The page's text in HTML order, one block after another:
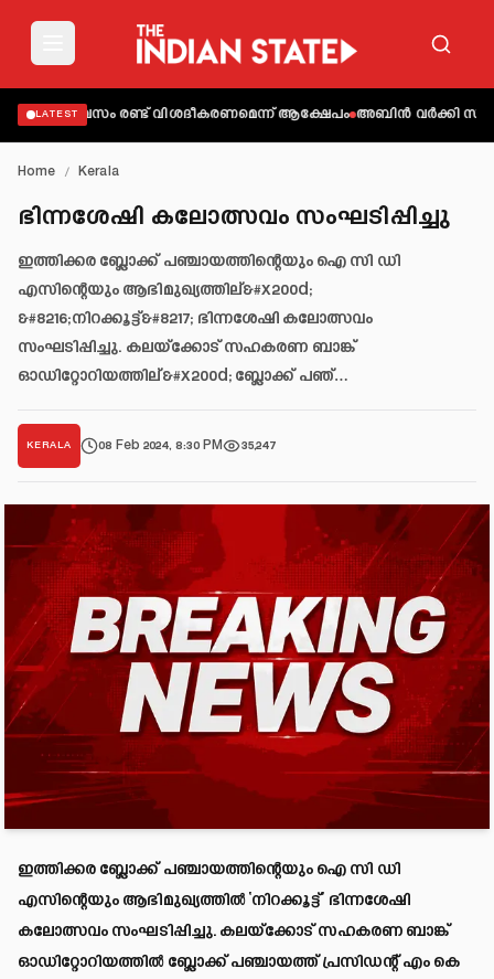
LATEST
ദിവസം രണ്ട് വിശദീകരണമെന്ന് ആക്ഷേപം അബിന്‍ വര്‍ക്കി
Home / Kerala
ഭിന്നശേഷി കലോത്സവം സംഘടിപ്പിച്ചു
ഇത്തിക്കര ബ്ലോക്ക് പഞ്ചായത്തിന്റെയും ഐ സി ഡി
എസിന്റെയും ആഭിമുഖ്യത്തില്&#x200d;
&#8216;നിറക്കൂട്ട്&#8217; ഭിന്നശേഷി കലോത്സവം
സംഘടിപ്പിച്ചു. കലയ്ക്കോട് സഹകരണ ബാങ്ക്
ഓഡിറ്റോറിയത്തില്&#x200d; ബ്ലോക്ക് പഞ്…
KERALA 08 Feb 2024, 8:30 PM 35,247
ഇത്തിക്കര ബ്ലോക്ക് പഞ്ചായത്തിന്റെയും ഐ സി ഡി
എസിന്റെയും ആഭിമുഖ്യത്തില്‍ ‘നിറക്കൂട്ട്’ ഭിന്നശേഷി
കലോത്സവം സംഘടിപ്പിച്ചു. കലയ്ക്കോട് സഹകരണ ബാങ്ക്
ഓഡിറ്റോറിയത്തില്‍ ബ്ലോക്ക് പഞ്ചായത്ത് പ്രസിഡന്റ് എം കെ